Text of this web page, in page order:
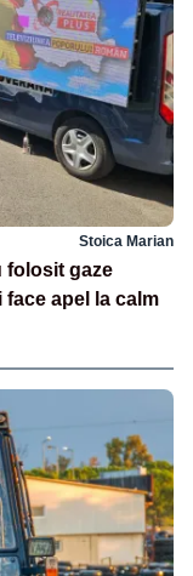
Stoica Marian
folosit gaze
apel la calm